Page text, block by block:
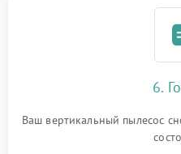
6.
Ваш вертикальный пылесос